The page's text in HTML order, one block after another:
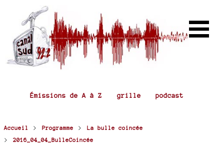
Émissions de A à Z grille podcast
Accueil > Programme > La bulle coincée
> 2016_04_04_BulleCoincée